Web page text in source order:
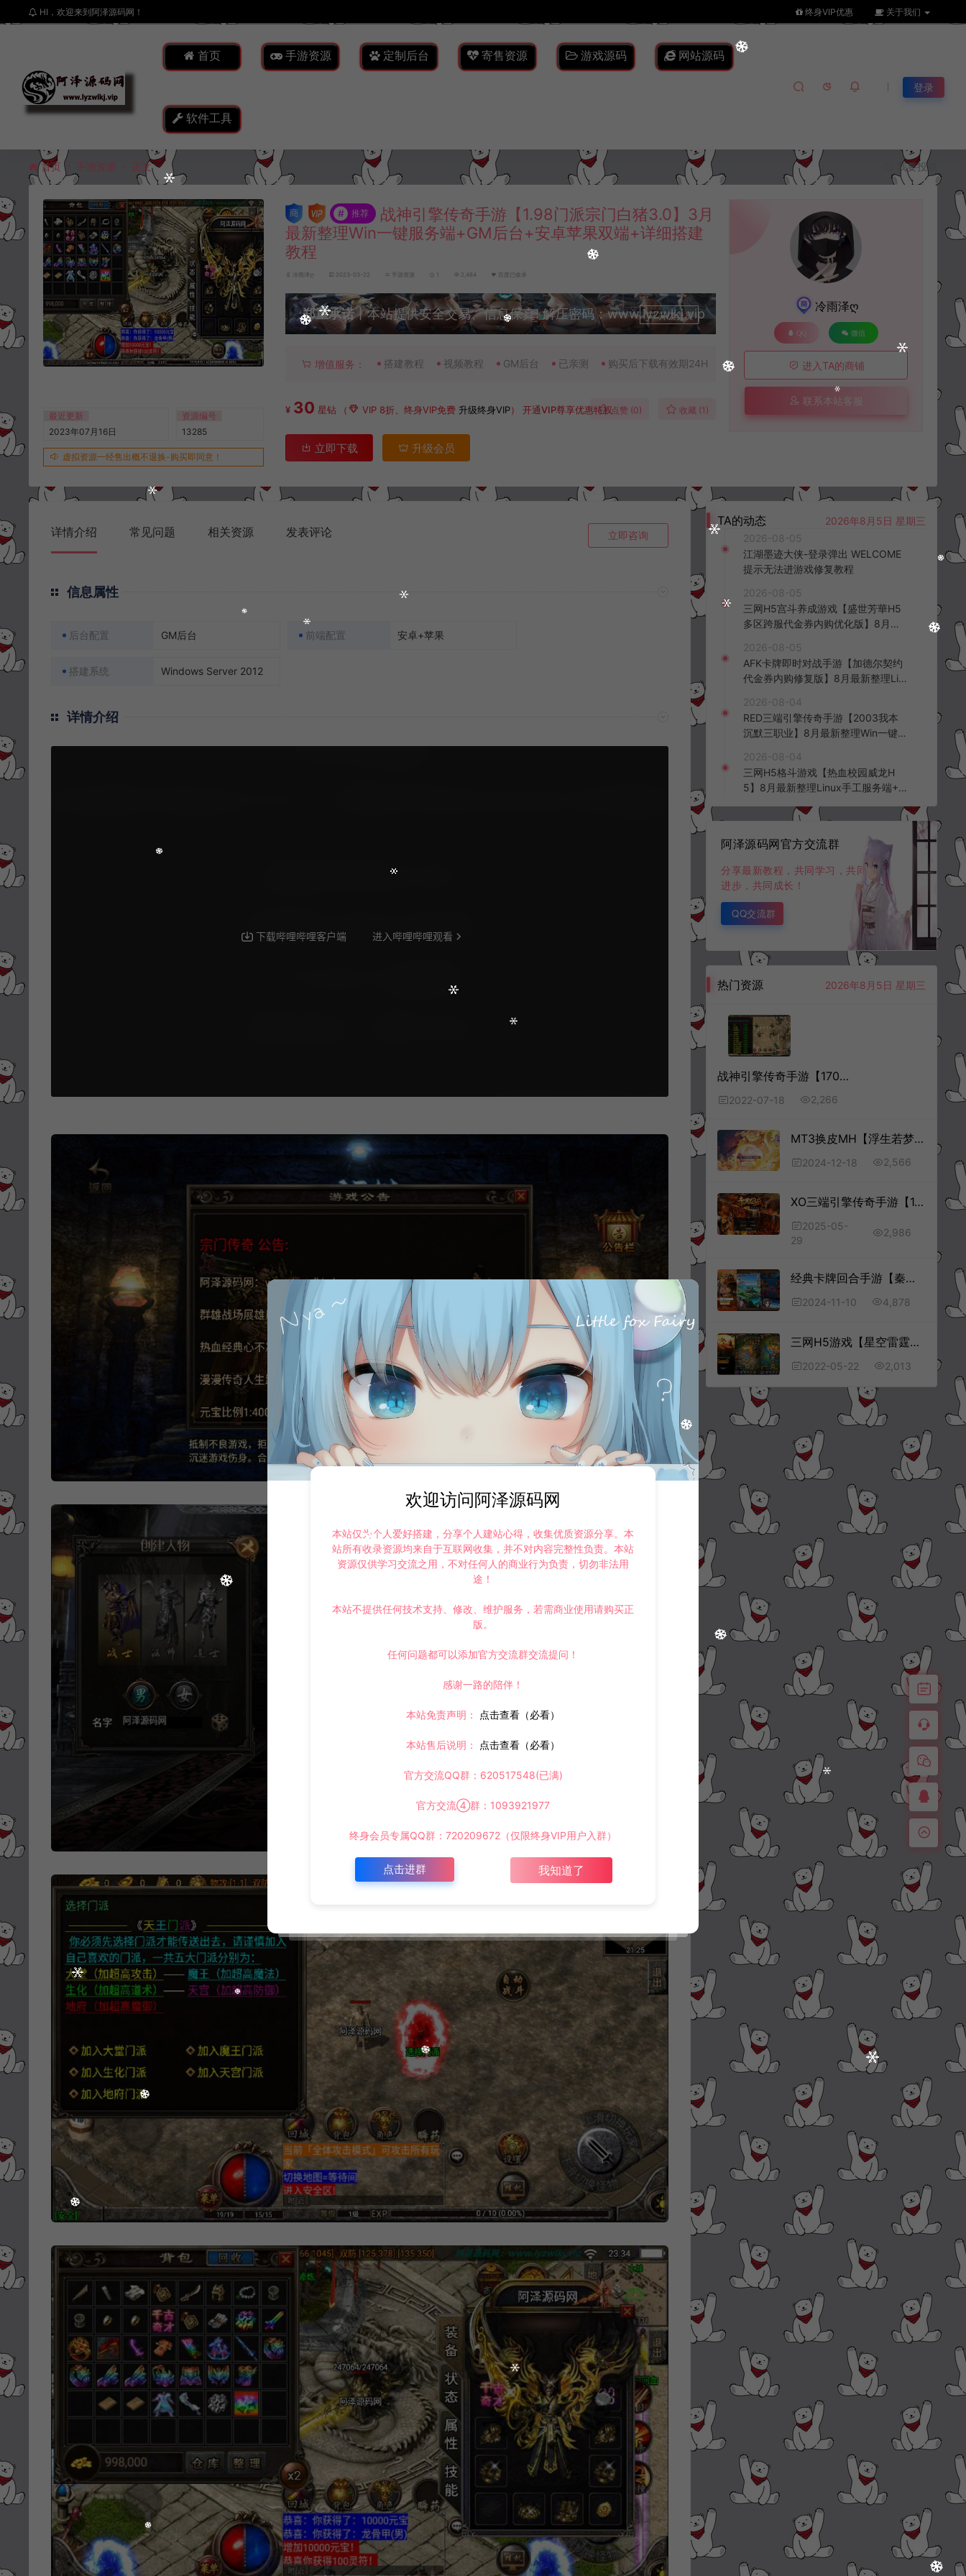
HI，欢迎来到阿泽源码网！ 终身VIP优惠 关于我们
首页 手游资源 定制后台 寄售资源 游戏源码 网站源码
软件工具
登录
首页 手游资源 正文 我要投稿
最近更新
2023年07月16日
资源编号
13285
虚拟资源一经售出概不退换-购买即同意！
# 推荐
战神引擎传奇手游【1.98门派宗门白猪3.0】3月
最新整理Win一键服务端+GM后台+安卓苹果双端+详细搭建
教程
冷雨泽ღ 2023-03-22 手游资源 1 2,484 百度已收录
郑重承诺丨本站提供安全交易、信息保真! 解压密码：www.lyzwlkj.vip
升级会员
增值服务： 搭建教程 视频教程 GM后台 已亲测 购买后下载有效期24H
¥ 30 星钻 （ VIP 8折、终身VIP免费 升级终身VIP）开通VIP尊享优惠特权点赞 (0) 收藏 (1)
立即下载 升级会员
冷雨泽ღ
QQ 微信
进入TA的商铺
联系本站客服
详情介绍 常见问题 相关资源 发表评论 立即咨询
信息属性
后台配置 GM后台 前端配置 安卓+苹果
搭建系统 Windows Server 2012
详情介绍
TA的动态
2026年8月5日 星期三
2026-08-05
江湖墨迹大侠-登录弹出 WELCOME
提示无法进游戏修复教程
2026-08-05
三网H5宫斗养成游戏【盛世芳華H5
多区跨服代金券内购优化版】8月最
台+全资源安卓+详细搭建教程+视频
教程
2026-08-05
AFK卡牌即时对战手游【加德尔契约
代金券内购修复版】8月最新整理Lin
K授权后台+安卓苹果双端+详细搭建
教程+视频教程
2026-08-04
RED三端引擎传奇手游【2003我本
沉默三职业】8月最新整理Win一键
2026-08-04
三网H5格斗游戏【热血校园威龙H
5】8月最新整理Linux手工服务端+W
户端+详细搭建教程
阿泽源码网官方交流群
分享最新教程，共同学习，共同
进步，共同成长！
QQ交流群
热门资源 2026年8月5日 星期三
战神引擎传奇手游【170公益复古金币版】7月最新整理Win一键服务端+GM授权后台+安卓苹果双端+详细搭建教程
2022-07-18 2,266
MT3换皮MH【浮生若梦】12月最新整理Linux手工服务端+源码+新管理后台+安卓苹果双端+详细搭建教程+视频教程
2024-12-18 2,566
XO三端引擎传奇手游【1.76赤月公益复古金币版】5月最新整理Win一键服务端+PC安卓苹果+详细搭建教程+视频教程
2025-05-
29
2,986
经典卡牌回合手游【秦时明月HD神将版】11月最新整理Linux手工服务端+解密工具+一键搭建脚本+GM权限后台+安卓+详细搭建教程
2024-11-10 4,878
三网H5游戏【星空雷霆H5】5月最新整理Linux手工服务端+四个大区+跨服+GM授权后台+详细搭建教程
2022-05-22 2,013
欢迎访问阿泽源码网
本站仅为个人爱好搭建，分享个人建站心得，收集优质资源分享。本
站所有收录资源均来自于互联网收集，并不对内容完整性负责。本站
资源仅供学习交流之用，不对任何人的商业行为负责，切勿非法用
途！
本站不提供任何技术支持、修改、维护服务，若需商业使用请购买正
版。
任何问题都可以添加官方交流群交流提问！
感谢一路的陪伴！
本站免责声明： 点击查看（必看）
本站售后说明： 点击查看（必看）
官方交流QQ群：620517548(已满)
官方交流④群：1093921977
终身会员专属QQ群：720209672（仅限终身VIP用户入群）
点击进群 我知道了